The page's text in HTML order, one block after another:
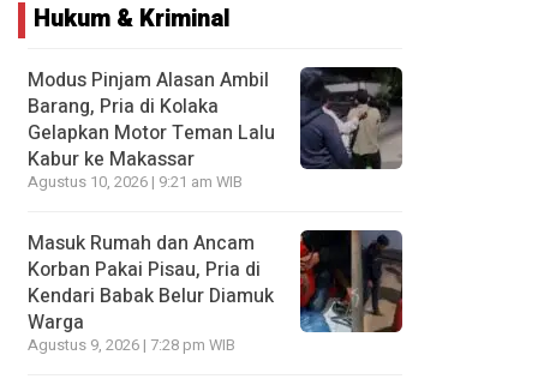
Hukum & Kriminal
Modus Pinjam Alasan Ambil
Barang, Pria di Kolaka
Gelapkan Motor Teman Lalu
Kabur ke Makassar
Agustus 10, 2026 | 9:21 am WIB
Masuk Rumah dan Ancam
Korban Pakai Pisau, Pria di
Kendari Babak Belur Diamuk
Warga
Agustus 9, 2026 | 7:28 pm WIB